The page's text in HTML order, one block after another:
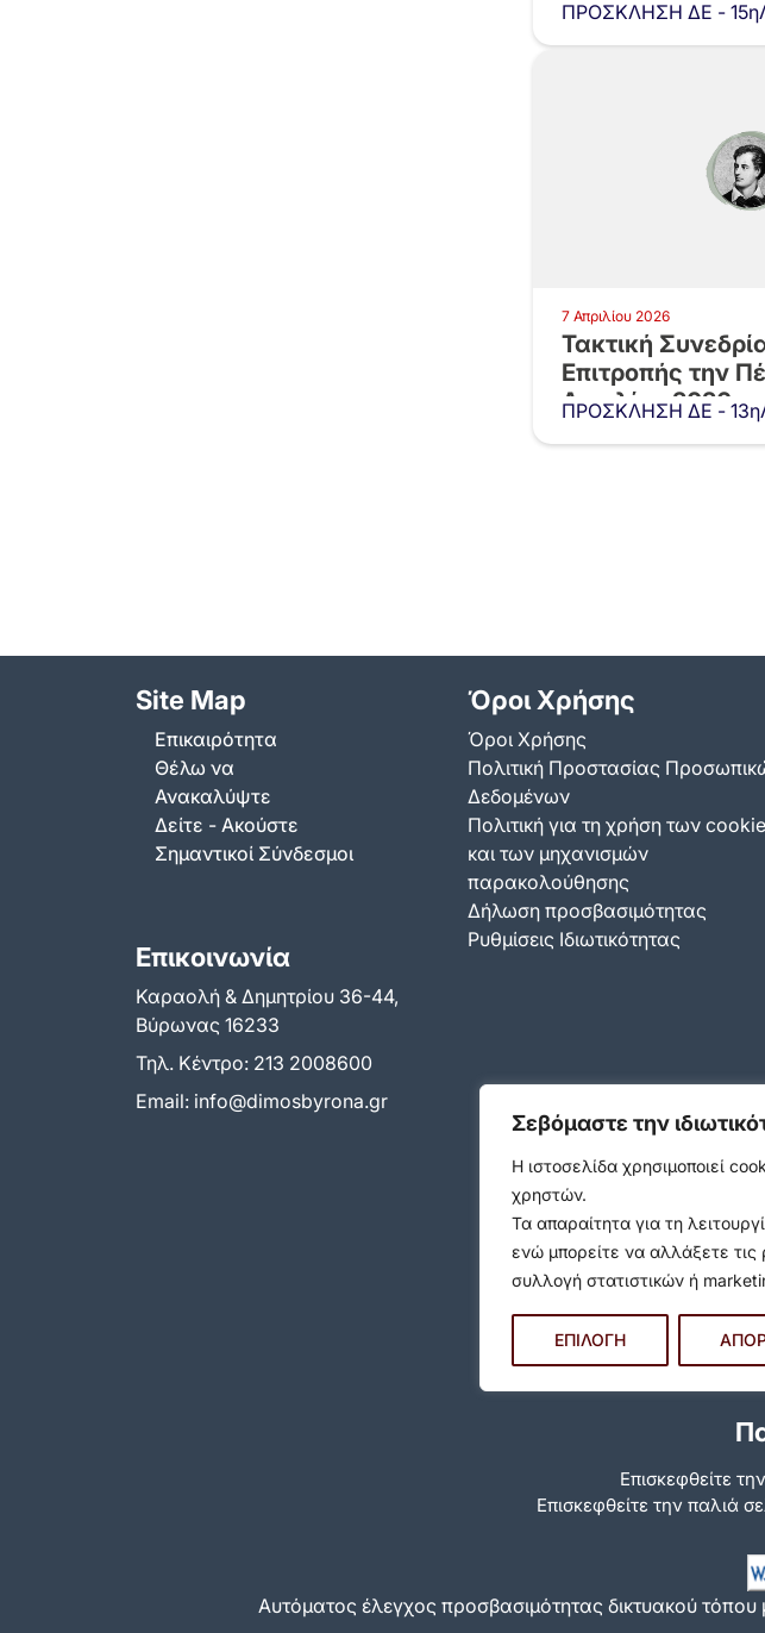
Σεβόμαστε την
Η ιστοσελίδα χρησιμοποιεί
χρηστών.
Τα απαραίτητα για τη
ενώ μπορείτε να αλλάξετε
συλλογή στατιστικών ή
ΕΠΙΛΟΓΗ
ΠΡΟΣΚΛΗΣΗ ΔΕ -
7 Απριλίου 2026
Τακτική
Επιτροπής την
Απριλίου 2026
ΠΡΟΣΚΛΗΣΗ ΔΕ -
Site Map
Επικαιρότητα
Θέλω να
Ανακαλύψτε
Δείτε - Ακούστε
Σημαντικοί Σύνδεσμοι
Επικοινωνία
Καραολή & Δημητρίου 36-44,
Βύρωνας 16233
Τηλ. Κέντρο: 213 2008600
Email: info@dimosbyrona.gr
Όροι Χρήσης
Όροι Χρήσης
Πολιτική Προστασίας
Δεδομένων
Πολιτική για τη χρήση των
και των μηχανισμών
παρακολούθησης
Δήλωση προσβασιμότητας
Ρυθμίσεις Ιδιωτικότητας
Επισκεφθείτε
Eπισκεφθείτε την παλιά
Αυτόματος έλεγχος προσβασιμότητας δικτυακού